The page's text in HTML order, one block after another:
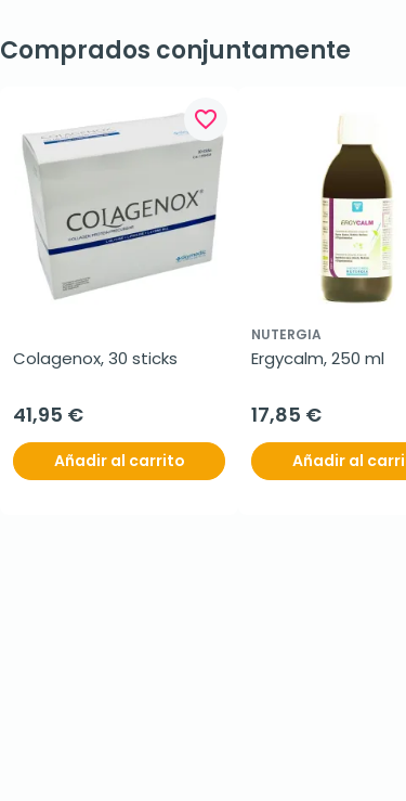
Comprados conjuntamente
favorite_border
Colagenox, 30 sticks
41,95 €
Añadir al carrito
NUTERGIA
Ergycalm, 250 ml
17,85 €
Añadir al